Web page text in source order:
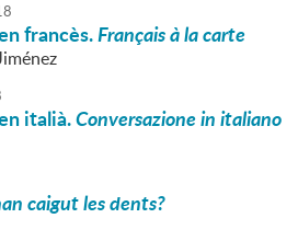
francès.Français à la carte
italià.Conversazione in italiano
caigut les dents?